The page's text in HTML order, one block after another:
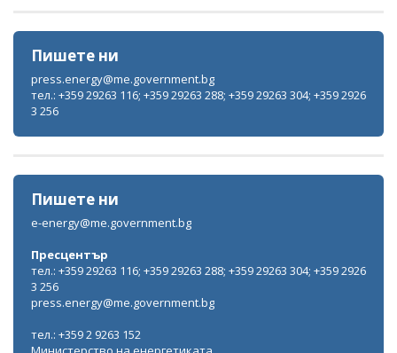
Пишете ни
press.energy@me.government.bg
тел.: +359 29263 116; +359 29263 288; +359 29263 304; +359 2926
3 256
Пишете ни
e-energy@me.government.bg
Пресцентър
тел.: +359 29263 116; +359 29263 288; +359 29263 304; +359 2926
3 256
press.energy@me.government.bg
тел.: +359 2 9263 152